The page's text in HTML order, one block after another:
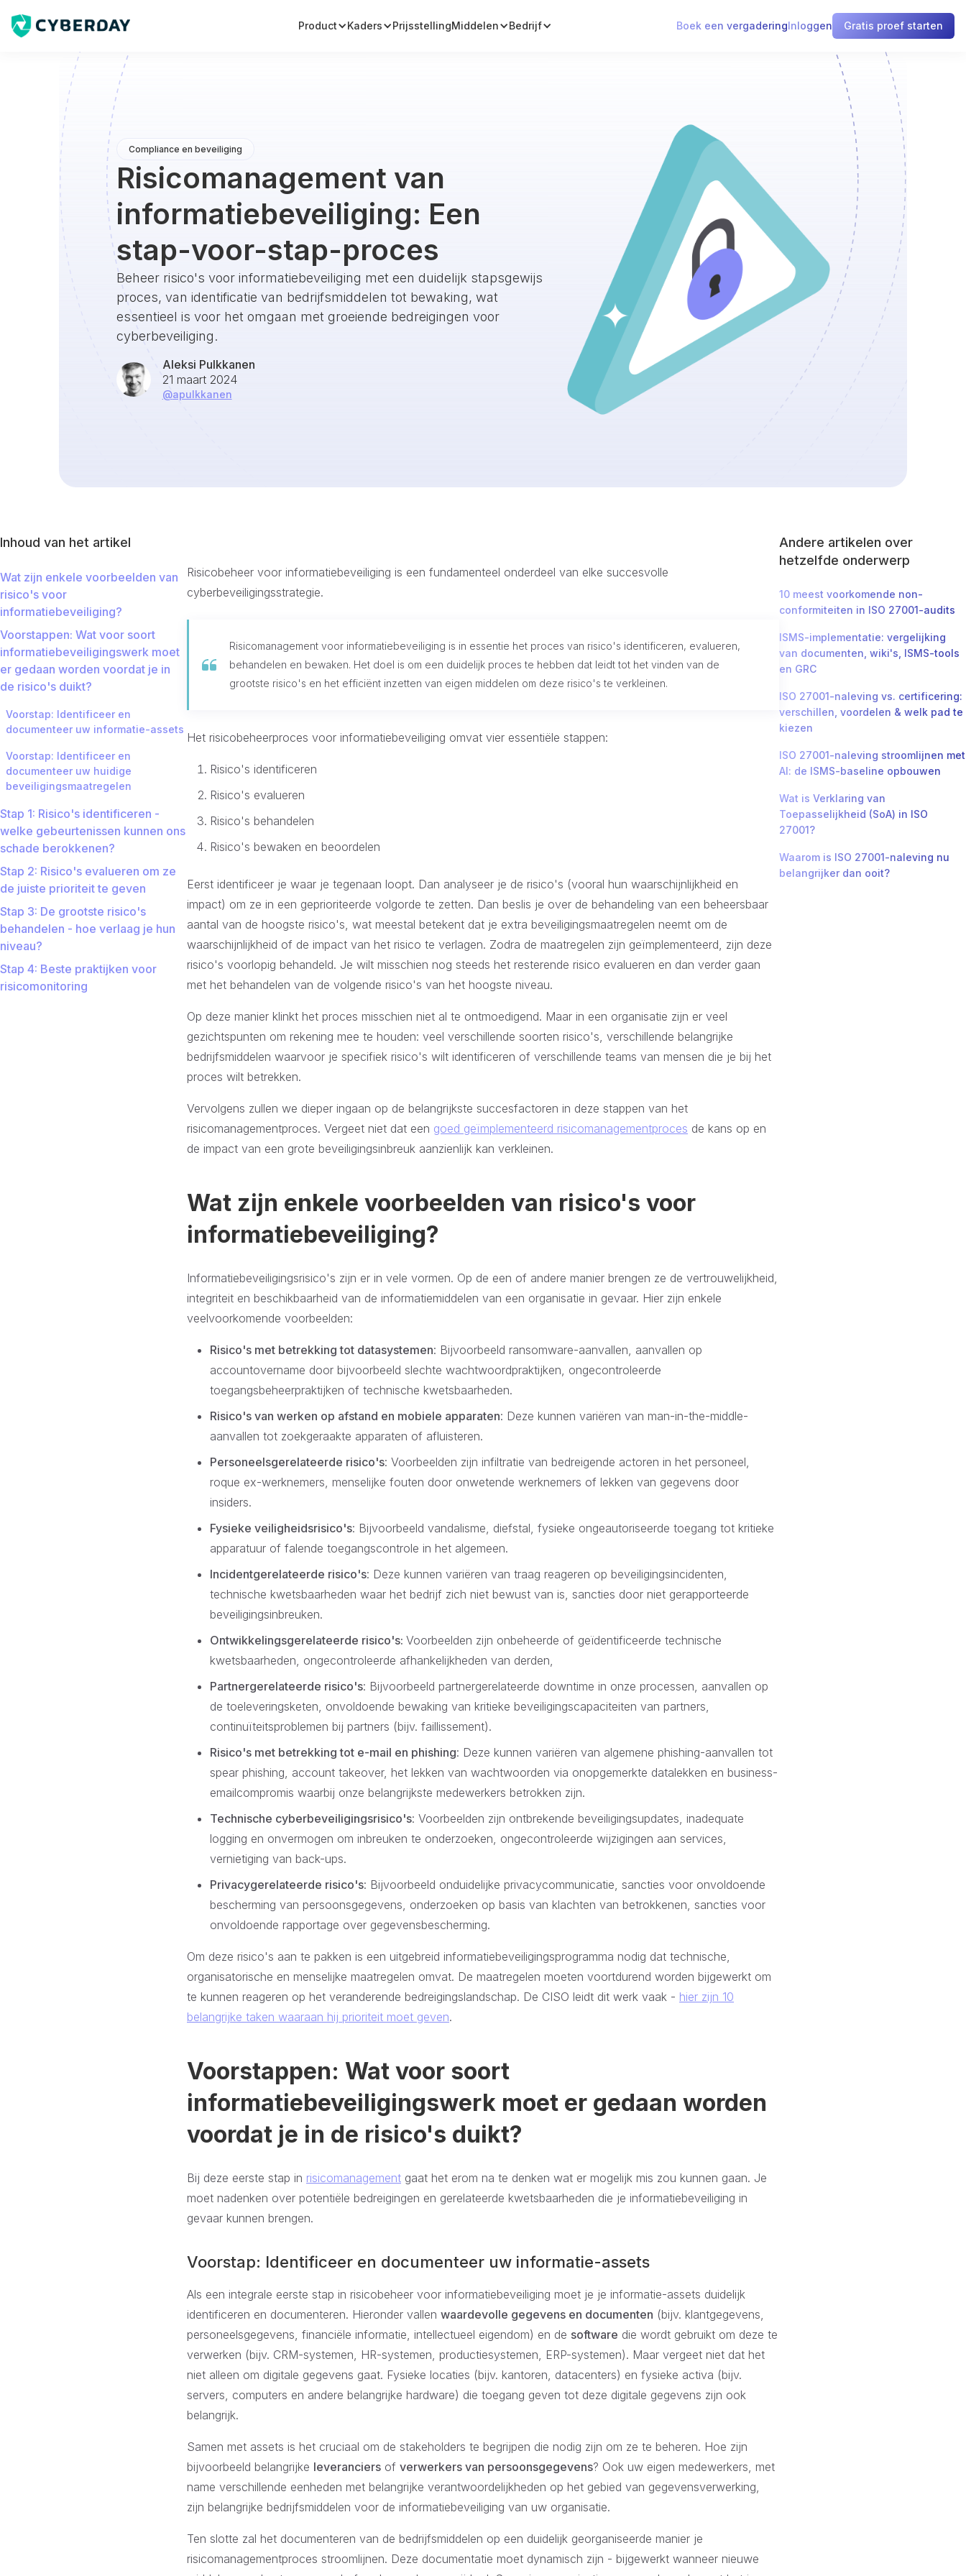
Product Kaders PrijsstellingMiddelen Bedrijf Boek een vergaderingInloggen Gratis proef starten
Compliance en beveiliging
Risicomanagement van
informatiebeveiliging: Een
stap-voor-stap-proces
Beheer risico's voor informatiebeveiliging met een duidelijk stapsgewijs
proces, van identificatie van bedrijfsmiddelen tot bewaking, wat
essentieel is voor het omgaan met groeiende bedreigingen voor
cyberbeveiliging.
Aleksi Pulkkanen
21 maart 2024
@apulkkanen
Inhoud van het artikel
Wat zijn enkele voorbeelden van
risico's voor
informatiebeveiliging?
Voorstappen: Wat voor soort
informatiebeveiligingswerk moet
er gedaan worden voordat je in
de risico's duikt?
Voorstap: Identificeer en
documenteer uw informatie-assets
Voorstap: Identificeer en
documenteer uw huidige
beveiligingsmaatregelen
Stap 1: Risico's identificeren -
welke gebeurtenissen kunnen ons
schade berokkenen?
Stap 2: Risico's evalueren om ze
de juiste prioriteit te geven
Stap 3: De grootste risico's
behandelen - hoe verlaag je hun
niveau?
Stap 4: Beste praktijken voor
risicomonitoring
Risicobeheer voor informatiebeveiliging is een fundamenteel onderdeel van elke succesvolle
cyberbeveiligingsstrategie.
Risicomanagement voor informatiebeveiliging is in essentie het proces van risico's identificeren, evalueren,
behandelen en bewaken. Het doel is om een duidelijk proces te hebben dat leidt tot het vinden van de
grootste risico's en het efficiënt inzetten van eigen middelen om deze risico's te verkleinen.
Het risicobeheerproces voor informatiebeveiliging omvat vier essentiële stappen:
Risico's identificeren
Risico's evalueren
Risico's behandelen
Risico's bewaken en beoordelen
Eerst identificeer je waar je tegenaan loopt. Dan analyseer je de risico's (vooral hun waarschijnlijkheid en
impact) om ze in een geprioriteerde volgorde te zetten. Dan beslis je over de behandeling van een beheersbaar
aantal van de hoogste risico's, wat meestal betekent dat je extra beveiligingsmaatregelen neemt om de
waarschijnlijkheid of de impact van het risico te verlagen. Zodra de maatregelen zijn geïmplementeerd, zijn deze
risico's voorlopig behandeld. Je wilt misschien nog steeds het resterende risico evalueren en dan verder gaan
met het behandelen van de volgende risico's van het hoogste niveau.
Op deze manier klinkt het proces misschien niet al te ontmoedigend. Maar in een organisatie zijn er veel
gezichtspunten om rekening mee te houden: veel verschillende soorten risico's, verschillende belangrijke
bedrijfsmiddelen waarvoor je specifiek risico's wilt identificeren of verschillende teams van mensen die je bij het
proces wilt betrekken.
Vervolgens zullen we dieper ingaan op de belangrijkste succesfactoren in deze stappen van het
risicomanagementproces. Vergeet niet dat een goed geïmplementeerd risicomanagementproces de kans op en
de impact van een grote beveiligingsinbreuk aanzienlijk kan verkleinen.
Wat zijn enkele voorbeelden van risico's voor
informatiebeveiliging?
Informatiebeveiligingsrisico's zijn er in vele vormen. Op de een of andere manier brengen ze de vertrouwelijkheid,
integriteit en beschikbaarheid van de informatiemiddelen van een organisatie in gevaar. Hier zijn enkele
veelvoorkomende voorbeelden:
Risico's met betrekking tot datasystemen: Bijvoorbeeld ransomware-aanvallen, aanvallen op
accountovername door bijvoorbeeld slechte wachtwoordpraktijken, ongecontroleerde
toegangsbeheerpraktijken of technische kwetsbaarheden.
Risico's van werken op afstand en mobiele apparaten: Deze kunnen variëren van man-in-the-middle-
aanvallen tot zoekgeraakte apparaten of afluisteren.
Personeelsgerelateerde risico's: Voorbeelden zijn infiltratie van bedreigende actoren in het personeel,
roque ex-werknemers, menselijke fouten door onwetende werknemers of lekken van gegevens door
insiders.
Fysieke veiligheidsrisico's: Bijvoorbeeld vandalisme, diefstal, fysieke ongeautoriseerde toegang tot kritieke
apparatuur of falende toegangscontrole in het algemeen.
Incidentgerelateerde risico's: Deze kunnen variëren van traag reageren op beveiligingsincidenten,
technische kwetsbaarheden waar het bedrijf zich niet bewust van is, sancties door niet gerapporteerde
beveiligingsinbreuken.
Ontwikkelingsgerelateerde risico's: Voorbeelden zijn onbeheerde of geïdentificeerde technische
kwetsbaarheden, ongecontroleerde afhankelijkheden van derden,
Partnergerelateerde risico's: Bijvoorbeeld partnergerelateerde downtime in onze processen, aanvallen op
de toeleveringsketen, onvoldoende bewaking van kritieke beveiligingscapaciteiten van partners,
continuïteitsproblemen bij partners (bijv. faillissement).
Risico's met betrekking tot e-mail en phishing: Deze kunnen variëren van algemene phishing-aanvallen tot
spear phishing, account takeover, het lekken van wachtwoorden via onopgemerkte datalekken en business-
emailcompromis waarbij onze belangrijkste medewerkers betrokken zijn.
Technische cyberbeveiligingsrisico's: Voorbeelden zijn ontbrekende beveiligingsupdates, inadequate
logging en onvermogen om inbreuken te onderzoeken, ongecontroleerde wijzigingen aan services,
vernietiging van back-ups.
Privacygerelateerde risico's: Bijvoorbeeld onduidelijke privacycommunicatie, sancties voor onvoldoende
bescherming van persoonsgegevens, onderzoeken op basis van klachten van betrokkenen, sancties voor
onvoldoende rapportage over gegevensbescherming.
Om deze risico's aan te pakken is een uitgebreid informatiebeveiligingsprogramma nodig dat technische,
organisatorische en menselijke maatregelen omvat. De maatregelen moeten voortdurend worden bijgewerkt om
te kunnen reageren op het veranderende bedreigingslandschap. De CISO leidt dit werk vaak - hier zijn 10
belangrijke taken waaraan hij prioriteit moet geven.
Voorstappen: Wat voor soort
informatiebeveiligingswerk moet er gedaan worden
voordat je in de risico's duikt?
Bij deze eerste stap in risicomanagement gaat het erom na te denken wat er mogelijk mis zou kunnen gaan. Je
moet nadenken over potentiële bedreigingen en gerelateerde kwetsbaarheden die je informatiebeveiliging in
gevaar kunnen brengen.
Voorstap: Identificeer en documenteer uw informatie-assets
Als een integrale eerste stap in risicobeheer voor informatiebeveiliging moet je je informatie-assets duidelijk
identificeren en documenteren. Hieronder vallen waardevolle gegevens en documenten (bijv. klantgegevens,
personeelsgegevens, financiële informatie, intellectueel eigendom) en de software die wordt gebruikt om deze te
verwerken (bijv. CRM-systemen, HR-systemen, productiesystemen, ERP-systemen). Maar vergeet niet dat het
niet alleen om digitale gegevens gaat. Fysieke locaties (bijv. kantoren, datacenters) en fysieke activa (bijv.
servers, computers en andere belangrijke hardware) die toegang geven tot deze digitale gegevens zijn ook
belangrijk.
Samen met assets is het cruciaal om de stakeholders te begrijpen die nodig zijn om ze te beheren. Hoe zijn
bijvoorbeeld belangrijke leveranciers of verwerkers van persoonsgegevens? Ook uw eigen medewerkers, met
name verschillende eenheden met belangrijke verantwoordelijkheden op het gebied van gegevensverwerking,
zijn belangrijke bedrijfsmiddelen voor de informatiebeveiliging van uw organisatie.
Ten slotte zal het documenteren van de bedrijfsmiddelen op een duidelijk georganiseerde manier je
risicomanagementproces stroomlijnen. Deze documentatie moet dynamisch zijn - bijgewerkt wanneer nieuwe
Andere artikelen over
hetzelfde onderwerp
10 meest voorkomende non-
conformiteiten in ISO 27001-audits
ISMS-implementatie: vergelijking
van documenten, wiki's, ISMS-tools
en GRC
ISO 27001-naleving vs. certificering:
verschillen, voordelen & welk pad te
kiezen
ISO 27001-naleving stroomlijnen met
AI: de ISMS-baseline opbouwen
Wat is Verklaring van
Toepasselijkheid (SoA) in ISO
27001?
Waarom is ISO 27001-naleving nu
belangrijker dan ooit?